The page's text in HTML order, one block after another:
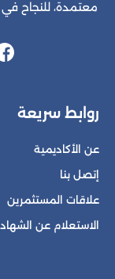
معتمدة، للنجاح
روابط سريعة
عن الأكاديمية
إتصل بنا
علاقات المستثمرين
الاستعلام عن